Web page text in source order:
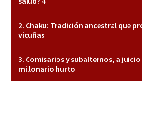
Chaku: Tradición ancestral que
vicuñas
Comisarios y subalternos, a
millonario hurto